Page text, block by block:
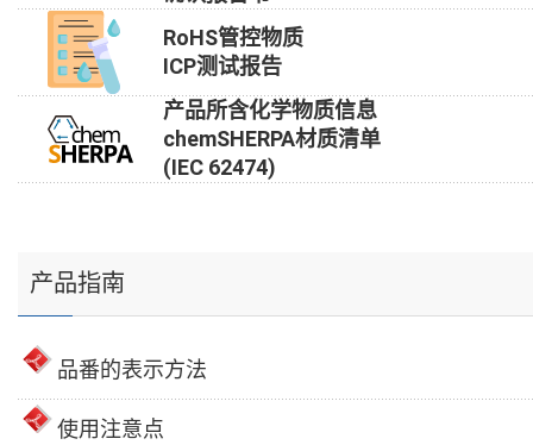
RoHS管控物质
ICP测试报告
产品所含化学物质信息
chemSHERPA材质清单
(IEC 62474)
产品指南
品番的表示方法
使用注意点